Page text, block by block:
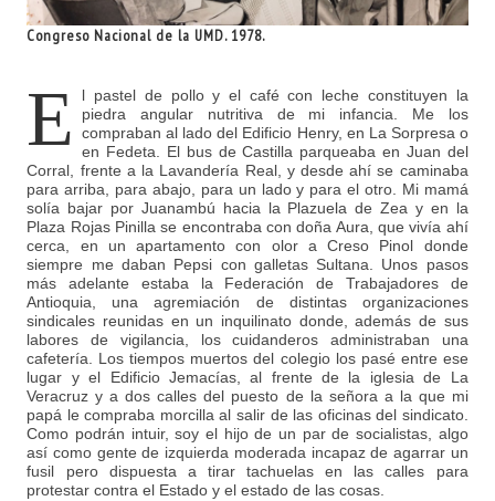
Congreso Nacional de la UMD. 1978.
E
l pastel de pollo y el café con leche constituyen la
piedra angular nutritiva de mi infancia. Me los
compraban al lado del Edificio Henry, en La Sorpresa o
en Fedeta. El bus de Castilla parqueaba en Juan del
Corral, frente a la Lavandería Real, y desde ahí se caminaba
para arriba, para abajo, para un lado y para el otro. Mi mamá
solía bajar por Juanambú hacia la Plazuela de Zea y en la
Plaza Rojas Pinilla se encontraba con doña Aura, que vivía ahí
cerca, en un apartamento con olor a Creso Pinol donde
siempre me daban Pepsi con galletas Sultana. Unos pasos
más adelante estaba la Federación de Trabajadores de
Antioquia, una agremiación de distintas organizaciones
sindicales reunidas en un inquilinato donde, además de sus
labores de vigilancia, los cuidanderos administraban una
cafetería. Los tiempos muertos del colegio los pasé entre ese
lugar y el Edificio Jemacías, al frente de la iglesia de La
Veracruz y a dos calles del puesto de la señora a la que mi
papá le compraba morcilla al salir de las oficinas del sindicato.
Como podrán intuir, soy el hijo de un par de socialistas, algo
así como gente de izquierda moderada incapaz de agarrar un
fusil pero dispuesta a tirar tachuelas en las calles para
protestar contra el Estado y el estado de las cosas.